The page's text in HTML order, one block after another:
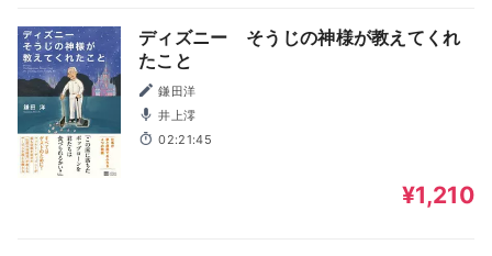
ディズニー そうじの神様が教えてくれ
たこと
鎌田洋
井上澪
02:21:45
¥1,210